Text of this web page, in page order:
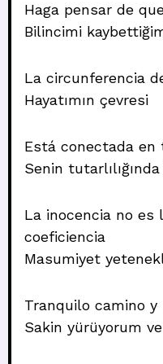
Haga pensar de
Bilincimi
La circunferencia
Hayatımın çevresi
Está conectada en
Senin
La inocencia no es
coeficiencia
Masumiyet
Tranquilo camino
Sakin yürüyorum